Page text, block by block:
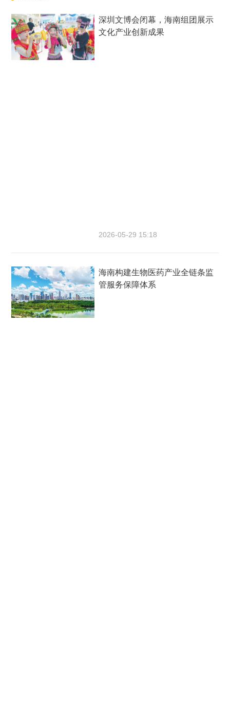
深圳文博会闭幕，海南组团展示
文化产业创新成果
2026-05-29 15:18
海南构建生物医药产业全链条监
管服务保障体系